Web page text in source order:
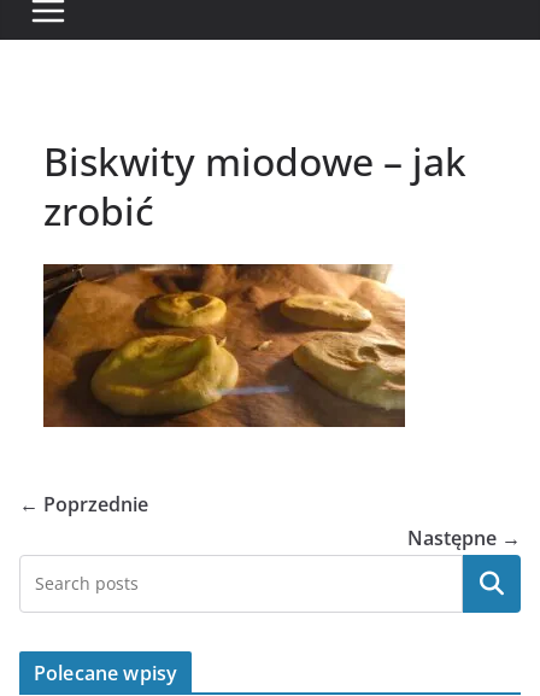
Biskwity miodowe – jak
zrobić
← Poprzednie
Następne →
Szukaj
Polecane wpisy